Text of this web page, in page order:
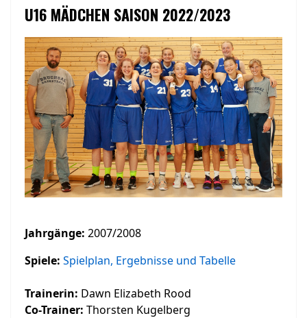
U16 MÄDCHEN SAISON 2022/2023
Jahrgänge: 2007/2008
Spiele: Spielplan, Ergebnisse und Tabelle
Trainerin: Dawn Elizabeth Rood
Co-Trainer: Thorsten Kugelberg